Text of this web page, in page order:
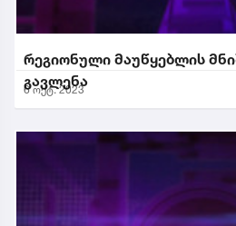
რეგიონული მაუწყებლის
გავლენა
6 ოქტ. 2023